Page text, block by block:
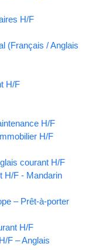
H/F
(Français / Anglais
H/F
H/F
H/F
courant H/F
H/F - Mandarin
– Prêt-à-porter
H/F
F – Anglais